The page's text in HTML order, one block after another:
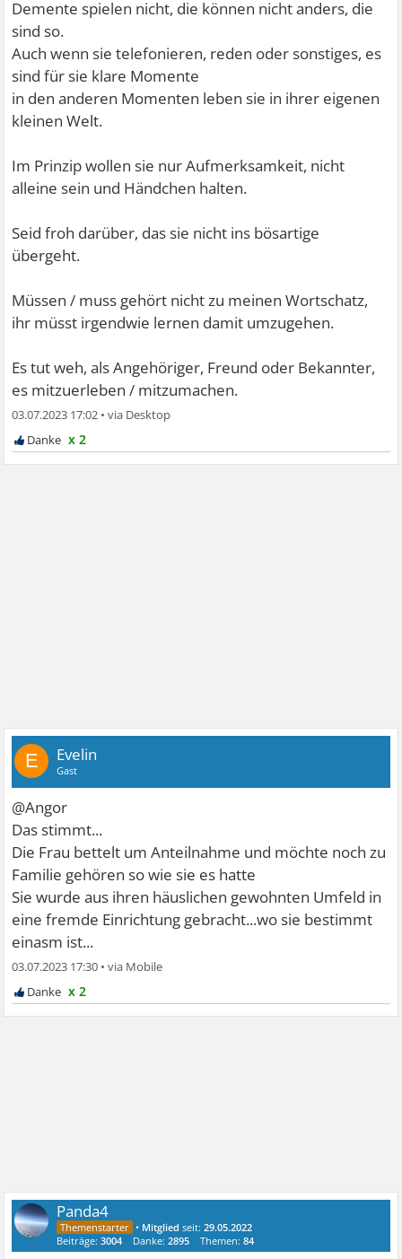
Demente spielen nicht, die können nicht anders, die
sind so.
Auch wenn sie telefonieren, reden oder sonstiges, es
sind für sie klare Momente
in den anderen Momenten leben sie in ihrer eigenen
kleinen Welt.
Im Prinzip wollen sie nur Aufmerksamkeit, nicht
alleine sein und Händchen halten.
Seid froh darüber, das sie nicht ins bösartige
übergeht.
Müssen / muss gehört nicht zu meinen Wortschatz,
ihr müsst irgendwie lernen damit umzugehen.
Es tut weh, als Angehöriger, Freund oder Bekannter,
es mitzuerleben / mitzumachen.
03.07.2023 17:02 •
x 2
E Evelin
Gast
@Angor
Das stimmt...
Die Frau bettelt um Anteilnahme und möchte noch zu
Familie gehören so wie sie es hatte
Sie wurde aus ihren häuslichen gewohnten Umfeld in
eine fremde Einrichtung gebracht...wo sie bestimmt
einasm ist...
03.07.2023 17:30 •
x 2
Panda4
• Mitglied seit:29.05.2022
Beiträge:3004 Danke:2895 Themen:84